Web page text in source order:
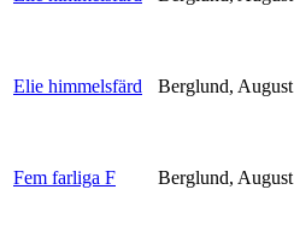
Elie himmelsfärd Berglund, August
Fem farliga F Berglund, August